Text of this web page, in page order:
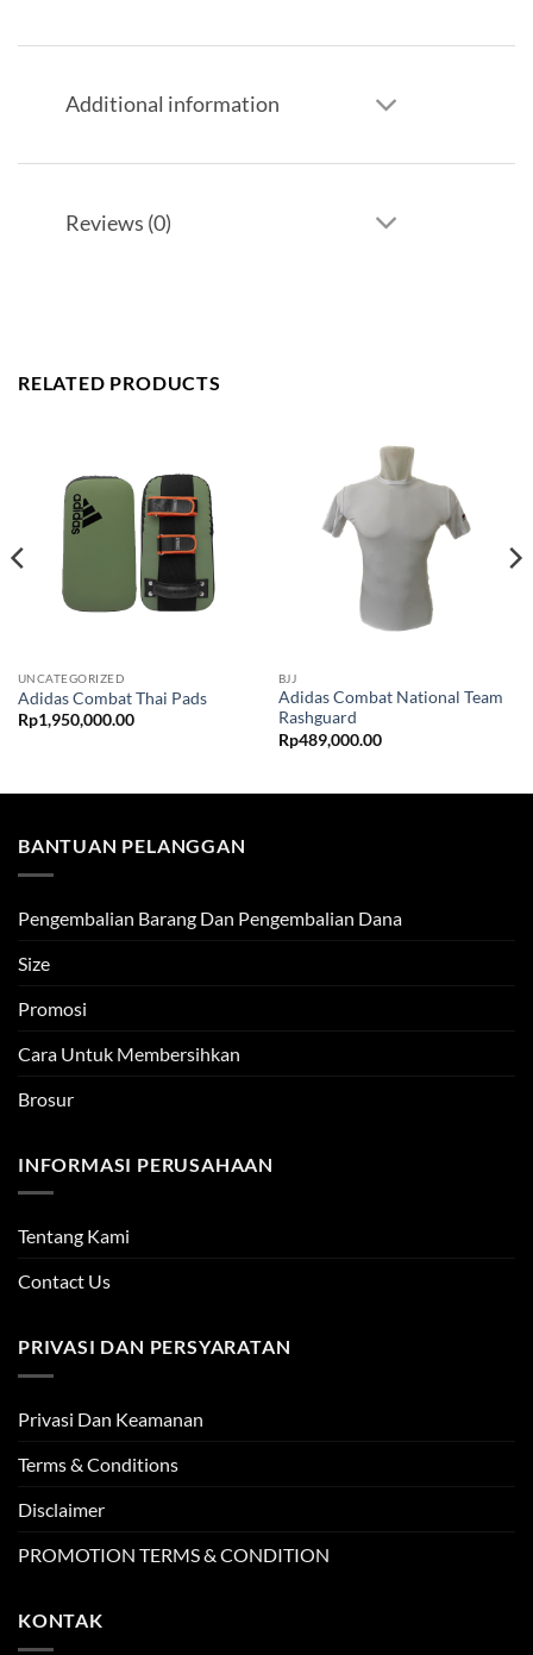
Additional information
Reviews (0)
RELATED PRODUCTS
UNCATEGORIZED
Adidas Combat Thai Pads
Rp1,950,000.00
BJJ
Adidas Combat National Team
Rashguard
Rp489,000.00
BANTUAN PELANGGAN
Pengembalian Barang Dan Pengembalian Dana
Size
Promosi
Cara Untuk Membersihkan
Brosur
INFORMASI PERUSAHAAN
Tentang Kami
Contact Us
PRIVASI DAN PERSYARATAN
Privasi Dan Keamanan
Terms & Conditions
Disclaimer
PROMOTION TERMS & CONDITION
KONTAK